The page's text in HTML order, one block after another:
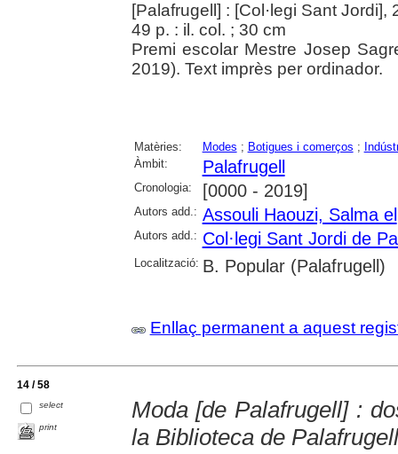
[Palafrugell] : [Col·legi Sant Jordi],
49 p. : il. col. ; 30 cm
Premi escolar Mestre Josep
2019). Text imprès per ordinador.
Matèries: Modes ; Botigues i comerços ;
Àmbit:
Palafrugell
Cronologia: [0000 - 2019]
Autors add.: Assouli Haouzi, Salma el
Autors add.: Col·legi Sant Jordi de
Localització: B. Popular (Palafrugell)
Enllaç permanent a aquest
14 / 58
select
print
Moda [de Palafrugell] :
la Biblioteca de Palafrugell